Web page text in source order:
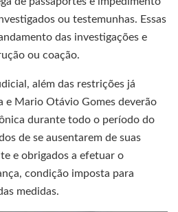
ou testemunhas. Essas
das investigações e
ou coação.
além das restrições já
e Mario Otávio Gomes deverão
durante todo o período do
de se ausentarem de suas
e obrigados a efetuar o
condição imposta para
medidas.